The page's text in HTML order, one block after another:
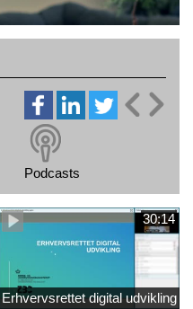
Podcasts
30:14
Erhvervsrettet digital udvikling